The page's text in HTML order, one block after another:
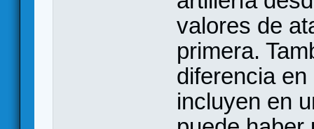
valores de
primera.
diferencia
incluyen en